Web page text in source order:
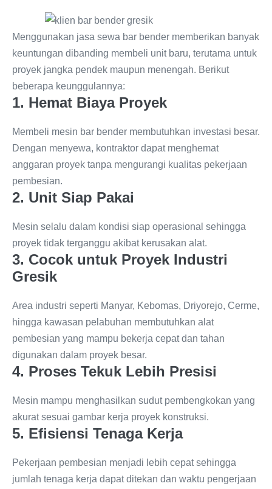
Menggunakan jasa sewa bar bender memberikan banyak
keuntungan dibanding membeli unit baru, terutama untuk
proyek jangka pendek maupun menengah. Berikut
beberapa keunggulannya:
1. Hemat Biaya Proyek
Membeli mesin bar bender membutuhkan investasi besar.
Dengan menyewa, kontraktor dapat menghemat
anggaran proyek tanpa mengurangi kualitas pekerjaan
pembesian.
2. Unit Siap Pakai
Mesin selalu dalam kondisi siap operasional sehingga
proyek tidak terganggu akibat kerusakan alat.
3. Cocok untuk Proyek Industri
Gresik
Area industri seperti Manyar, Kebomas, Driyorejo, Cerme,
hingga kawasan pelabuhan membutuhkan alat
pembesian yang mampu bekerja cepat dan tahan
digunakan dalam proyek besar.
4. Proses Tekuk Lebih Presisi
Mesin mampu menghasilkan sudut pembengkokan yang
akurat sesuai gambar kerja proyek konstruksi.
5. Efisiensi Tenaga Kerja
Pekerjaan pembesian menjadi lebih cepat sehingga
jumlah tenaga kerja dapat ditekan dan waktu pengerjaan